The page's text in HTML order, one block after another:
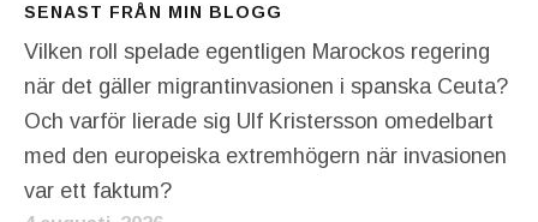
SENAST FRÅN MIN BLOGG
Vilken roll spelade egentligen Marockos regering
när det gäller migrantinvasionen i spanska Ceuta?
Och varför lierade sig Ulf Kristersson omedelbart
med den europeiska extremhögern när invasionen
var ett faktum?